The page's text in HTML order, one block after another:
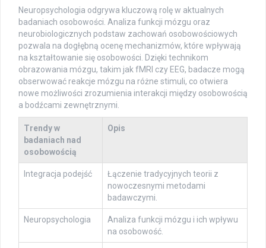
Neuropsychologia odgrywa kluczową rolę w aktualnych
badaniach osobowości. Analiza funkcji mózgu oraz
neurobiologicznych podstaw zachowań osobowościowych
pozwala na dogłębną ocenę mechanizmów, które wpływają
na kształtowanie się osobowości. Dzięki technikom
obrazowania mózgu, takim jak fMRI czy EEG, badacze mogą
obserwować reakcje mózgu na różne stimuli, co otwiera
nowe możliwości zrozumienia interakcji między osobowością
a bodźcami zewnętrznymi.
Trendy w
badaniach nad
osobowością
Opis
Integracja podejść
Łączenie tradycyjnych teorii z
nowoczesnymi metodami
badawczymi.
Neuropsychologia
Analiza funkcji mózgu i ich wpływu
na osobowość.